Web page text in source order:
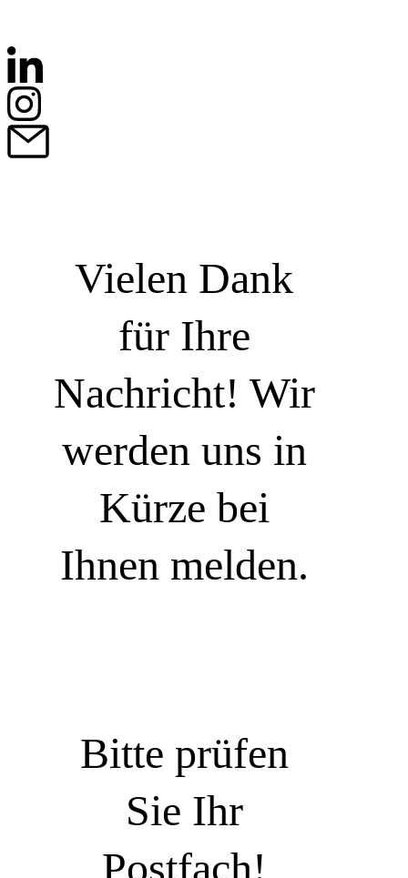
Vielen Dank
für Ihre
Nachricht! Wir
werden uns in
Kürze bei
Ihnen melden.
Bitte prüfen
Sie Ihr
Postfach!